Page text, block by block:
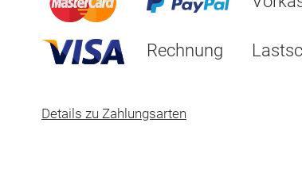
Rechnung
Details zu Zahlungsarten